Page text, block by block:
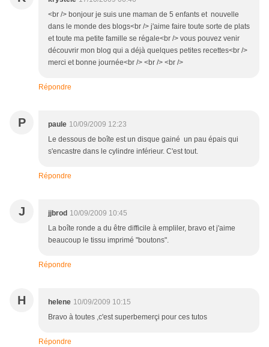
<br /> bonjour je suis une maman de 5 enfants et nouvelle
dans le monde des blogs<br /> j'aime faire toute sorte de plats
et toute ma petite famille se régale<br /> vous pouvez venir
découvrir mon blog qui a déjà quelques petites recettes<br />
merci et bonne journée<br /> <br /> <br />
Répondre
P paule 10/09/2009 12:23
Le dessous de boîte est un disque gainé un pau épais qui
s'encastre dans le cylindre inférieur. C'est tout.
Répondre
J jjbrod 10/09/2009 10:45
La boîte ronde a du être difficile à empliler, bravo et j'aime
beaucoup le tissu imprimé "boutons".
Répondre
H helene 10/09/2009 10:15
Bravo à toutes ,c'est superbemerçi pour ces tutos
Répondre